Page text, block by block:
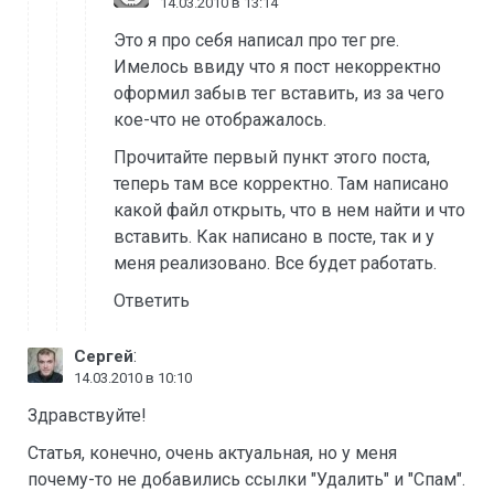
Это я про себя написал про тег pre.
Имелось ввиду что я пост некорректно
оформил забыв тег вставить, из за чего
кое-что не отображалось.
Прочитайте первый пункт этого поста,
теперь там все корректно. Там написано
какой файл открыть, что в нем найти и что
вставить. Как написано в посте, так и у
меня реализовано. Все будет работать.
Ответить
Сергей:
14.03.2010 в 10:10
Здравствуйте!
Статья, конечно, очень актуальная, но у меня
почему-то не добавились ссылки "Удалить" и "Спам".